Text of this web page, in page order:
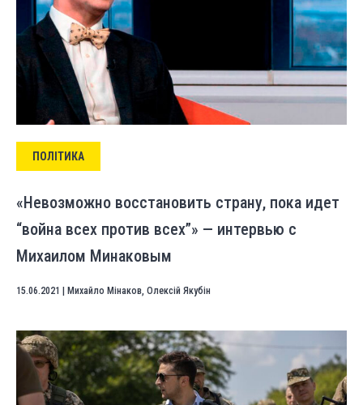
ПОЛІТИКА
«Невозможно восстановить страну, пока идет
“война всех против всех”» — интервью с
Михаилом Минаковым
15.06.2021 Михайло Мінаков, Олексій Якубін